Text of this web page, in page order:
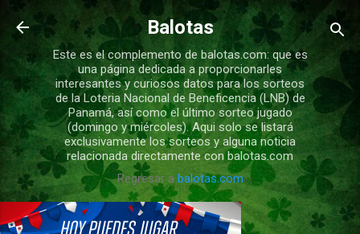
Ir al contenido principal
Balotas
Este es el complemento de balotas.com: que es
una página dedicada a proporcionarles
interesantes y curiosos datos para los sorteos
de la Loteria Nacional de Beneficencia (LNB) de
Panamá, así como el último sorteo jugado
(domingo y miércoles). Aqui solo se listará
exclusivamente los sorteos y alguna noticia
relacionada directamente con balotas.com
Regresar a balotas.com